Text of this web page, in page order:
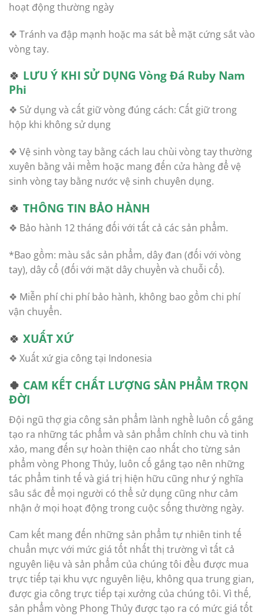
hoạt động thường ngày
❖ Tránh va đập mạnh hoặc ma sát bề mặt cứng sắt vào
vòng tay.
🍀 LƯU Ý KHI SỬ DỤNG Vòng Đá Ruby Nam
Phi
❖ Sử dụng và cất giữ vòng đúng cách: Cất giữ trong
hộp khi không sử dụng
❖ Vệ sinh vòng tay bằng cách lau chùi vòng tay thường
xuyên bằng vải mềm hoặc mang đến cửa hàng để vệ
sinh vòng tay bằng nước vệ sinh chuyên dụng.
🍀 THÔNG TIN BẢO HÀNH
❖ Bảo hành 12 tháng đối với tất cả các sản phẩm.
*Bao gồm: màu sắc sản phẩm, dây đan (đối với vòng
tay), dây cổ (đối với mặt dây chuyền và chuỗi cổ).
❖ Miễn phí chi phí bảo hành, không bao gồm chi phí
vận chuyển.
🍀 XUẤT XỨ
❖ Xuất xứ gia công tại Indonesia
🍀 CAM KẾT CHẤT LƯỢNG SẢN PHẨM TRỌN
ĐỜI
Đội ngũ thợ gia công sản phẩm lành nghề luôn cố gắng
tạo ra những tác phẩm và sản phẩm chỉnh chu và tinh
xảo, mang đến sự hoàn thiện cao nhất cho từng sản
phẩm vòng Phong Thủy, luôn cố gắng tạo nên những
tác phẩm tinh tế và giá trị hiện hữu cũng như ý nghĩa
sâu sắc để mọi người có thể sử dụng cũng như cảm
nhận ở mọi hoạt động trong cuộc sống thường ngày.
Cam kết mang đến những sản phẩm tự nhiên tinh tế
chuẩn mực với mức giá tốt nhất thị trường vì tất cả
nguyên liệu và sản phẩm của chúng tôi đều được mua
trực tiếp tại khu vực nguyên liệu, không qua trung gian,
được gia công trực tiếp tại xưởng của chúng tôi. Vì thế,
sản phẩm vòng Phong Thủy được tạo ra có mức giá tốt